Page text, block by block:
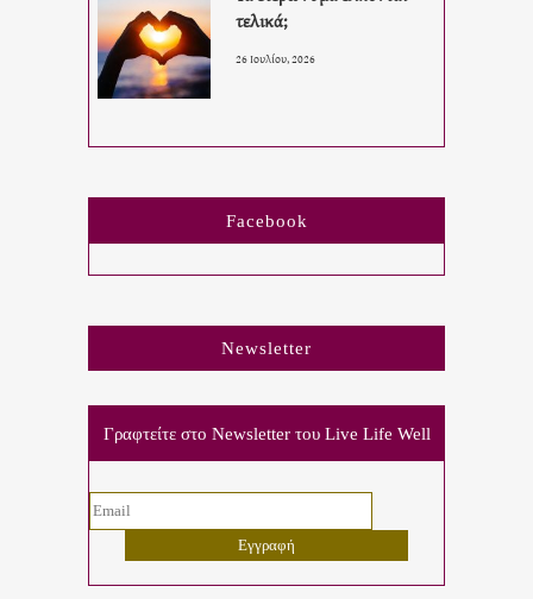
τελικά;
26 Ιουλίου, 2026
Facebook
Newsletter
Γραφτείτε στο Newsletter του Live Life Well